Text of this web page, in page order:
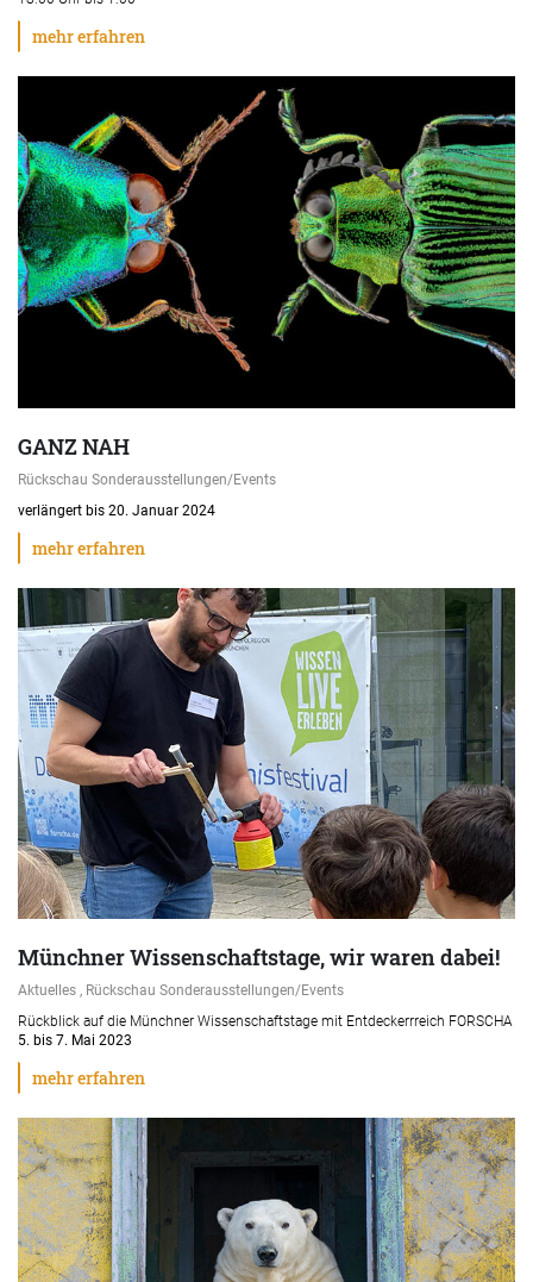
mehr erfahren
GANZ NAH
Rückschau Sonderausstellungen/Events
verlängert bis 20. Januar 2024
mehr erfahren
Münchner Wissenschaftstage, wir waren dabei!
Aktuelles , Rückschau Sonderausstellungen/Events
Rückblick auf die Münchner Wissenschaftstage mit Entdeckerrreich FORSCHA
5. bis 7. Mai 2023
mehr erfahren